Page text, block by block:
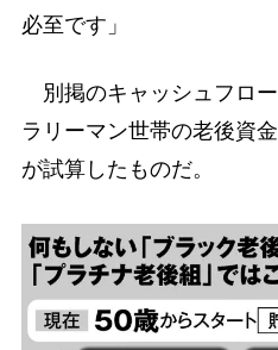
必至です」
別掲のキャッシュフロ
ラリーマン世帯の老後資
が試算したものだ。